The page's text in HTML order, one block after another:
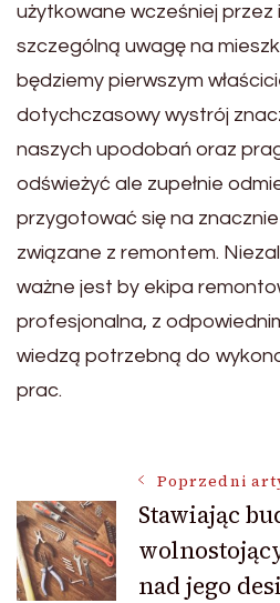
użytkowane wcześniej przez
szczególną uwagę na
będziemy pierwszym
dotychczasowy wystrój
naszych upodobań oraz
odświeżyć ale zupełnie
przygotować się na
związane z remontem.
ważne jest by ekipa
profesjonalna, z
wiedzą potrzebną do
prac.
Nawigacja
wpisu
Poprzedni
Stawiając
nad jego